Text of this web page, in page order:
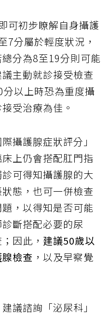
可初步瞭解自身攝護
7分屬於輕度狀況，
分為8至19分則可能
主動就診接受檢查
以上時恐為重度攝
受治療為佳。
攝護腺症狀評分」
上仍會搭配肛門指
可得知攝護腺的大
態，也可一併檢查
，以得知是否可能
診斷搭配必要的尿
因此， 建議50歲以
檢查 ，以及早察覺
議諮詢「泌尿科」